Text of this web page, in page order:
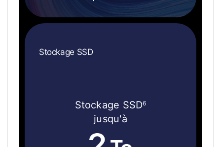
Stockage SSD
Stockage SSD6
jusqu'à